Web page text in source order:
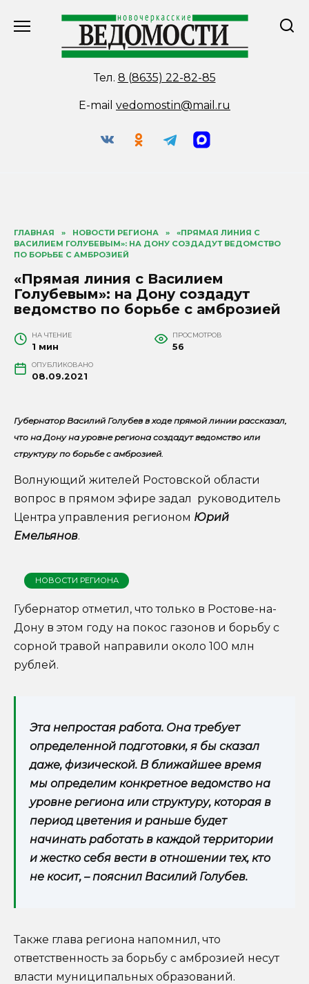
Тел. 8 (8635) 22-82-85
E-mail vedomostin@mail.ru
ГЛАВНАЯ » НОВОСТИ РЕГИОНА »
«ПРЯМАЯ ЛИНИЯ С
ВАСИЛИЕМ ГОЛУБЕВЫМ»: НА ДОНУ СОЗДАДУТ ВЕДОМСТВО
ПО БОРЬБЕ С АМБРОЗИЕЙ
«Прямая линия с Василием
Голубевым»: на Дону создадут
ведомство по борьбе с амброзией
НА ЧТЕНИЕ
1 мин
ПРОСМОТРОВ
56
ОПУБЛИКОВАНО
08.09.2021
Губернатор Василий Голубев в ходе прямой линии рассказал,
что на Дону на уровне региона создадут ведомство или
структуру по борьбе с амброзией.
Волнующий жителей Ростовской области
вопрос в прямом эфире задал руководитель
Центра управления регионом Юрий
Емельянов.
НОВОСТИ РЕГИОНА
Губернатор отметил, что только в Ростове-на-
Дону в этом году на покос газонов и борьбу с
сорной травой направили около 100 млн
рублей.
Эта непростая работа. Она требует
определенной подготовки, я бы сказал
даже, физической. В ближайшее время
мы определим конкретное ведомство на
уровне региона или структуру, которая в
период цветения и раньше будет
начинать работать в каждой территории
и жестко себя вести в отношении тех, кто
не косит, – пояснил Василий Голубев.
Также глава региона напомнил, что
ответственность за борьбу с амброзией несут
власти муниципальных образований.